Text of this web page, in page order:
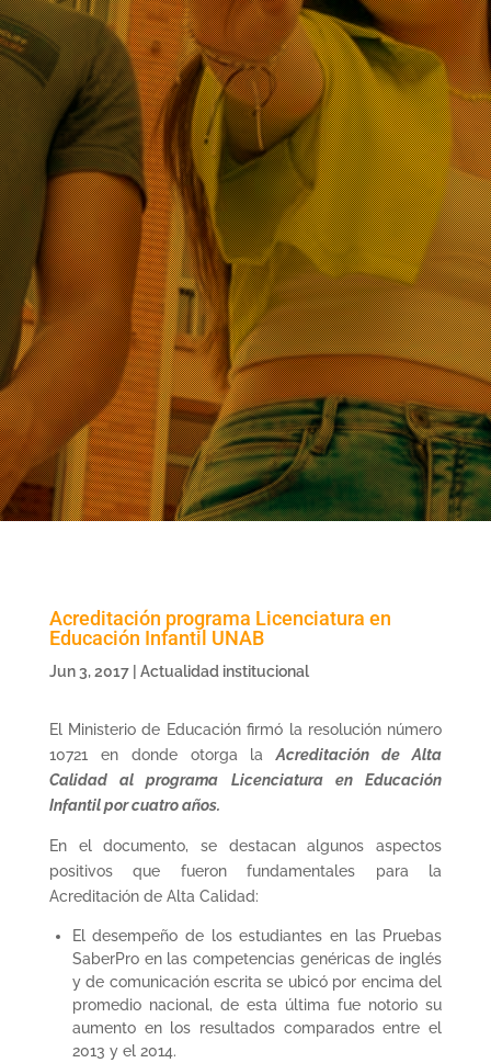
Acreditación programa Licenciatura en
Educación Infantil UNAB
Jun 3, 2017| Actualidad institucional
El Ministerio de Educación firmó la resolución número
10721 en donde otorga laAcreditación de Alta
Calidad al programa Licenciatura en Educación
Infantil por cuatro años.
En el documento, se destacan algunos aspectos
positivos que fueron fundamentales para la
Acreditación de Alta Calidad:
El desempeño de los estudiantes en las Pruebas
SaberPro en las competencias genéricas de inglés
y de comunicación escrita se ubicó por encima del
promedio nacional, de esta última fue notorio su
aumento en los resultados comparados entre el
2013 y el 2014.